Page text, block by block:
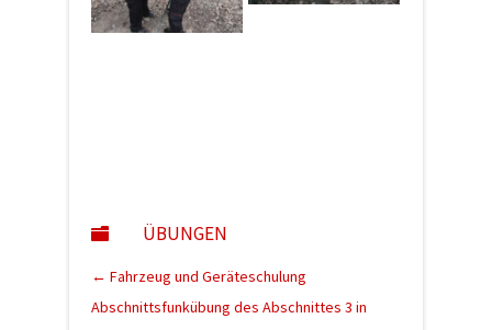
 ÜBUNGEN
← Fahrzeug und Geräteschulung
Abschnittsfunkübung des Abschnittes 3 in